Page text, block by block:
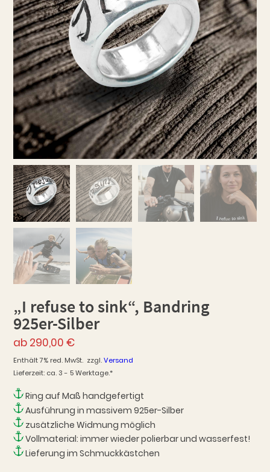
„I refuse to sink“, Bandring
925er-Silber
ab 290,00€
Enthält 7% red. MwSt. zzgl.Versand
Lieferzeit: ca. 3 - 5 Werktage.*
Ring auf Maß handgefertigt
Ausführung in massivem 925er-Silber
zusätzliche Widmung möglich
Vollmaterial: immer wieder polierbar und wasserfest!
Lieferung im Schmuckkästchen